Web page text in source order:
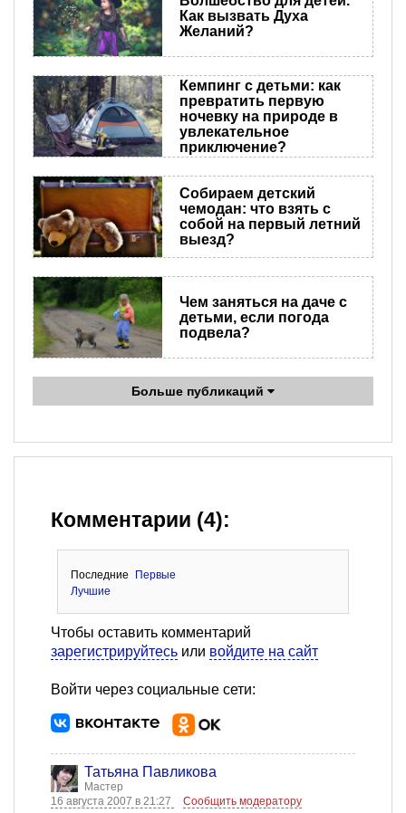
Как вызвать Духа
Желаний?
Кемпинг с детьми: как
превратить первую
ночевку на природе в
увлекательное
приключение?
Собираем детский
чемодан: что взять с
собой на первый летний
выезд?
Чем заняться на даче с
детьми, если погода
подвела?
Больше публикаций
Комментарии (4):
Последние
Первые
Лучшие
Чтобы оставить комментарий
зарегистрируйтесь или войдите на сайт
Войти через социальные сети:
Татьяна Павликова
Мастер
16 августа 2007 в 21:27
Сообщить модератору